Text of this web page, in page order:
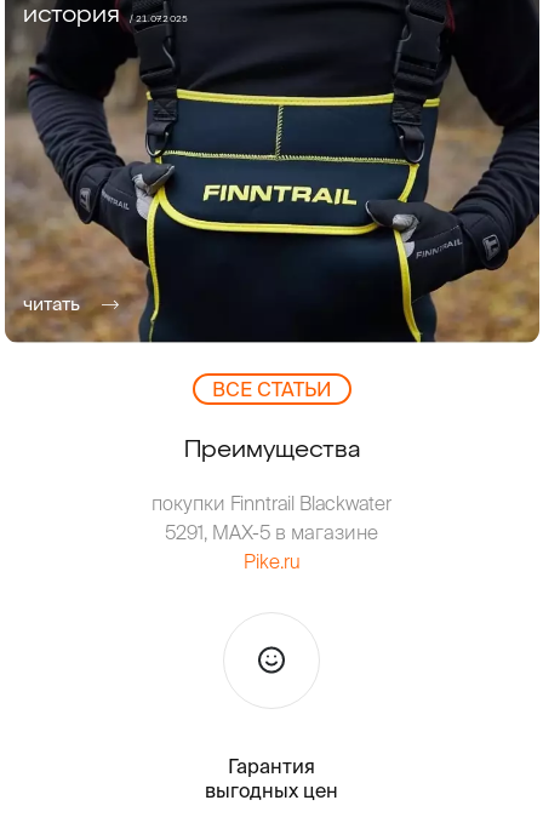
история/ 21.07.2025
читать
ВCЕ СТАТЬИ
Преимущества
покупки Finntrail Blackwater
5291, MAX-5 в магазине
Pike.ru
Гарантия
выгодных цен